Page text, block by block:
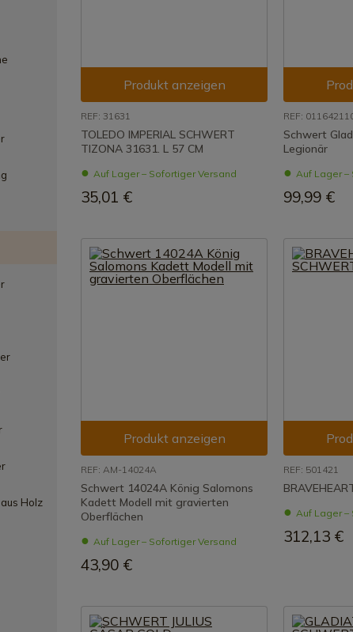
Holz
Produkt anzeigen
REF: 31631
TOLEDO IMPERIAL SCHWERT
TIZONA 31631. L 57 CM
Auf Lager – Sofortiger Versand
35,01 €
REF:
Schwert
Legionär
Auf Lager –
99,99 €
Produkt anzeigen
REF: AM-14024A
Schwert 14024A König Salomons
Kadett Modell mit gravierten
Oberflächen
Auf Lager – Sofortiger Versand
43,90 €
REF: 501421
Auf Lager –
312,13 €